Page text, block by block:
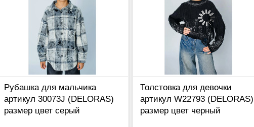
Рубашка для мальчика
артикул 30073J (DELORAS)
размер цвет серый
Толстовка для девочки
артикул W22793 (DELORAS)
размер цвет черный